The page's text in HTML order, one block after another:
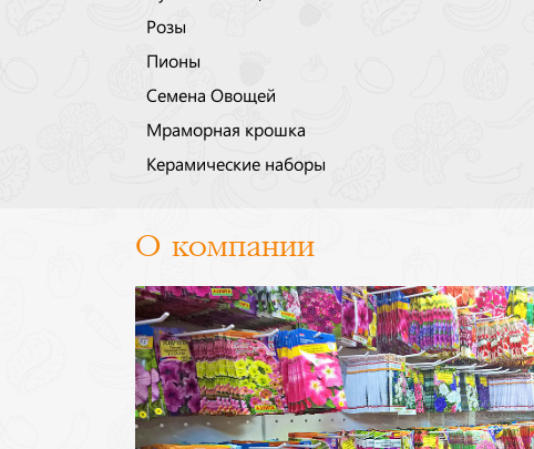
Розы
Пионы
Семена Овощей
Мраморная крошка
Керамические наборы
О компании